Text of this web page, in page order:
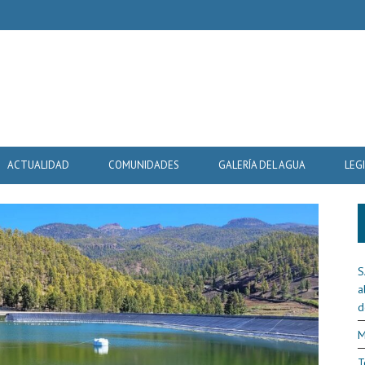
ACTUALIDAD COMUNIDADES GALERÍA DEL AGUA